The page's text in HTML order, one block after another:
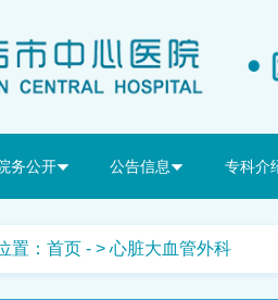
务公开 公告信息 专科介
置： 首页 - > 心脏大血管外科